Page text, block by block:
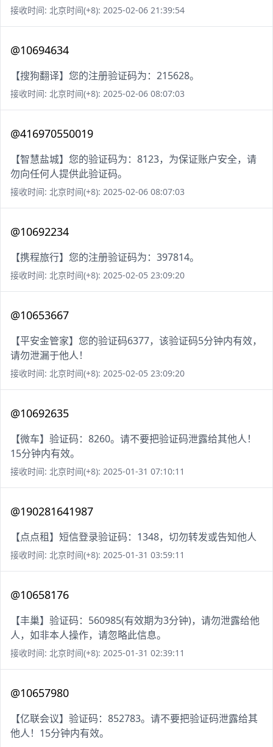
接收时间: 北京时间(+8): 2025-02-06 21:39:54
@10694634
【搜狗翻译】您的注册验证码为：215628。
接收时间: 北京时间(+8): 2025-02-06 08:07:03
@416970550019
【智慧盐城】您的验证码为：8123，为保证账户安全，请
勿向任何人提供此验证码。
接收时间: 北京时间(+8): 2025-02-06 08:07:03
@10692234
【携程旅行】您的注册验证码为：397814。
接收时间: 北京时间(+8): 2025-02-05 23:09:20
@10653667
【平安金管家】您的验证码6377，该验证码5分钟内有效，
请勿泄漏于他人！
接收时间: 北京时间(+8): 2025-02-05 23:09:20
@10692635
【微车】验证码：8260。请不要把验证码泄露给其他人！
15分钟内有效。
接收时间: 北京时间(+8): 2025-01-31 07:10:11
@190281641987
【点点租】短信登录验证码：1348，切勿转发或告知他人
接收时间: 北京时间(+8): 2025-01-31 03:59:11
@10658176
【丰巢】验证码：560985(有效期为3分钟)，请勿泄露给他
人，如非本人操作，请忽略此信息。
接收时间: 北京时间(+8): 2025-01-31 02:39:11
@10657980
【亿联会议】验证码：852783。请不要把验证码泄露给其
他人！15分钟内有效。